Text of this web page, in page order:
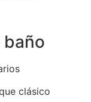
baño
clásico